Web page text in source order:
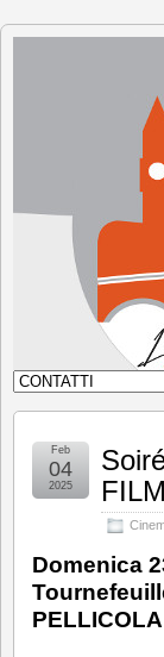
L'Italia
Tolosa
Feb
04
2025
Domenica
PELLICOLA